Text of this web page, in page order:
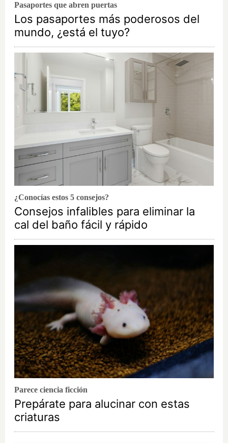
Pasaportes que abren puertas
Los pasaportes más poderosos del
mundo, ¿está el tuyo?
¿Conocías estos 5 consejos?
Consejos infalibles para eliminar la
cal del baño fácil y rápido
Parece ciencia ficción
Prepárate para alucinar con estas
criaturas